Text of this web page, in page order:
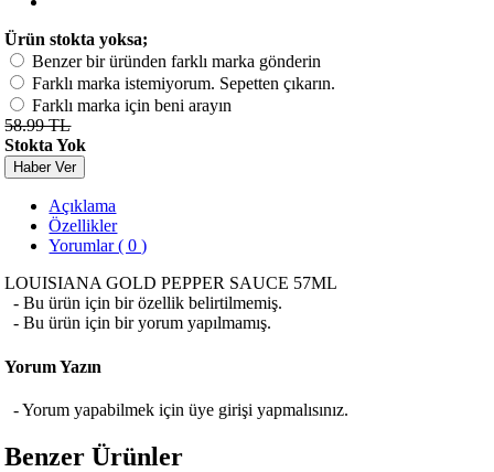
Ürün stokta yoksa;
Benzer bir üründen farklı marka gönderin
Farklı marka istemiyorum. Sepetten çıkarın.
Farklı marka için beni arayın
58.99 TL
Stokta Yok
Haber Ver
Açıklama
Özellikler
Yorumlar ( 0 )
LOUISIANA GOLD PEPPER SAUCE 57ML
- Bu ürün için bir özellik belirtilmemiş.
- Bu ürün için bir yorum yapılmamış.
Yorum Yazın
- Yorum yapabilmek için üye girişi yapmalısınız.
Benzer Ürünler